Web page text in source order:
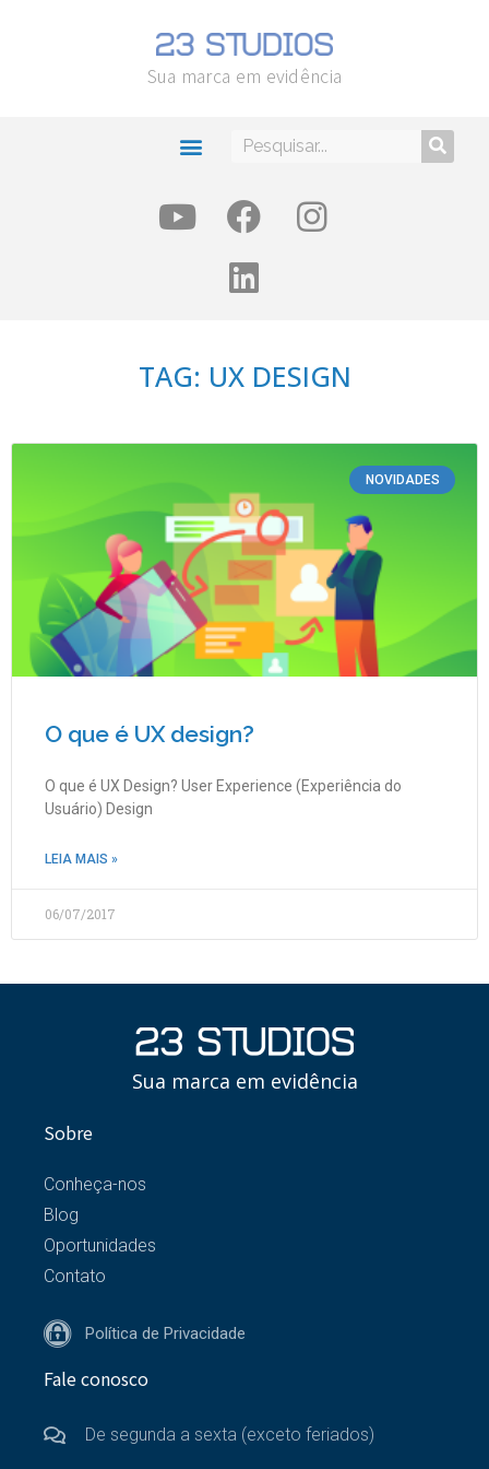
Sua marca em evidência
TAG: UX DESIGN
NOVIDADES
O que é UX design?
O que é UX Design? User Experience (Experiência do
Usuário) Design
LEIA MAIS »
06/07/2017
Sua marca em evidência
Sobre
Conheça-nos
Blog
Oportunidades
Contato
Política de Privacidade
Fale conosco
De segunda a sexta (exceto feriados)